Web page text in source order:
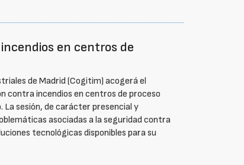
en centros de
de Madrid (Cogitim) acogerá el
contra incendios en centros de proceso
La sesión, de carácter presencial y
asociadas a la seguridad contra
tecnológicas disponibles para su